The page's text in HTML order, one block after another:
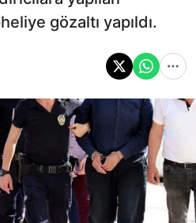
gözaltı yapıldı.